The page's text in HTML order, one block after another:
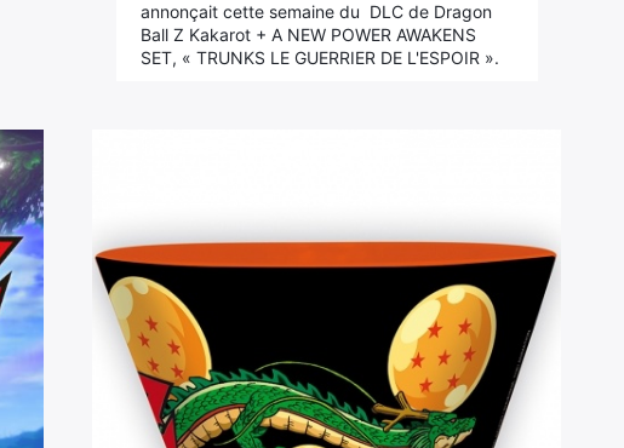
annonçait cette semaine du DLC de Dragon
Ball Z Kakarot + A NEW POWER AWAKENS
SET, « TRUNKS LE GUERRIER DE L'ESPOIR ».